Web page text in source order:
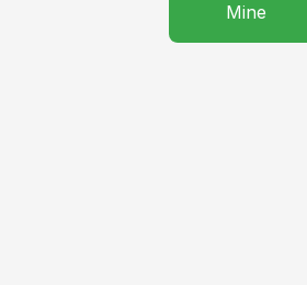
Mine